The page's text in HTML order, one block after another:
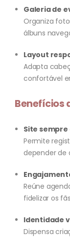
Galeria de
Organiza
álbuns
Layout
Adapta
confortável
Benefícios
Site
Permite
depender de
Reúne
fidelizar os
Identidade
Dispensa